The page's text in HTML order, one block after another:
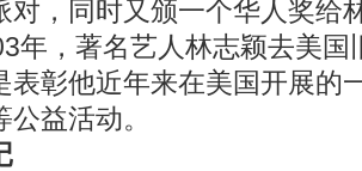
对，同时又颁一个华人奖给
年，著名艺人林志颖去美国
表彰他近年来在美国开展的
益活动。